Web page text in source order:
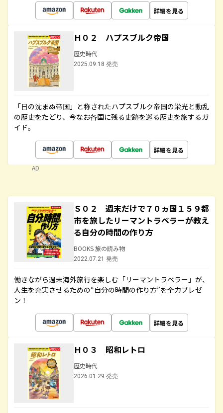
詳細を見る
Ｈ０２ ハプスブルク帝国
歴史時代
2025.09.18 発売
「日の沈まぬ帝国」と称されたハプスブルク帝国の栄光と動乱
の歴史をたどり、今なお各国に残る史跡を巡る歴史を旅するガ
イド。
詳細を見る
AD
Ｓ０２ 週末だけで７０ヵ国１５９都
市を旅したリーマントラベラーが教え
る自分の時間の作り方
BOOKS 旅の読み物
2022.07.21 発売
働きながら週末海外旅行を楽しむ「リーマントラベラー」が、
人生を充実させるための“自分の時間の作り方”を全力プレゼ
ン！
詳細を見る
Ｈ０３ 昭和レトロ
歴史時代
2026.01.29 発売